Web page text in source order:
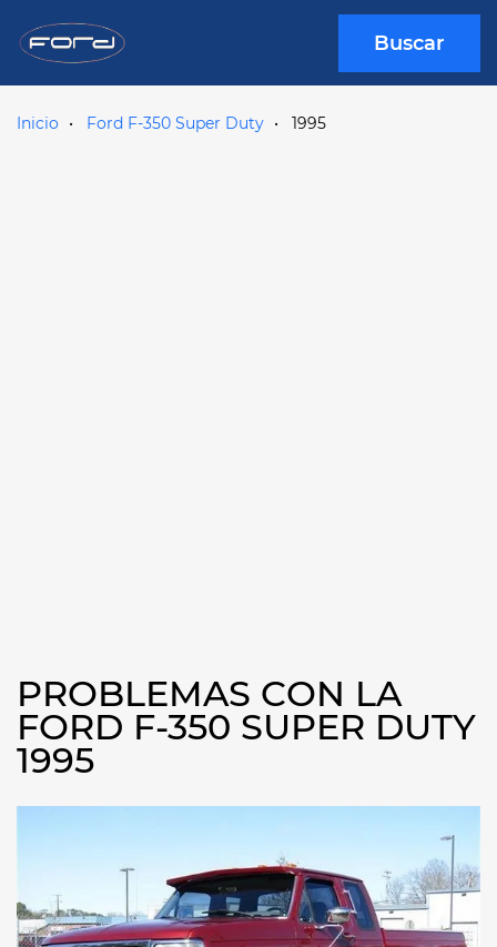
Buscar
Inicio Ford F-350 Super Duty 1995
PROBLEMAS CON LA
FORD F-350 SUPER DUTY
1995